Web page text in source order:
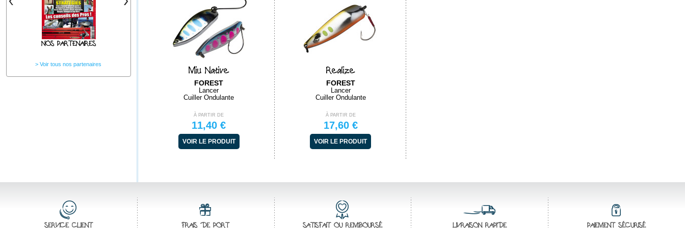
Miu Native
FOREST
Lancer
Cuiller Ondulante
À PARTIR DE
11,40 €
VOIR LE PRODUIT
Realize
FOREST
Lancer
Cuiller Ondulante
À PARTIR DE
17,60 €
VOIR LE PRODUIT
NOS PARTENAIRES
Voir tous nos partenaires
SERVICE CLIENT FRAIS DE PORT SATISFAIT OU REMBOURSÉ LIVRAISON RAPIDE PAIEMENT SÉCURISÉ